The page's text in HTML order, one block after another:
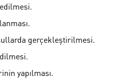
gerçekleştirilmesi.
yapılması.